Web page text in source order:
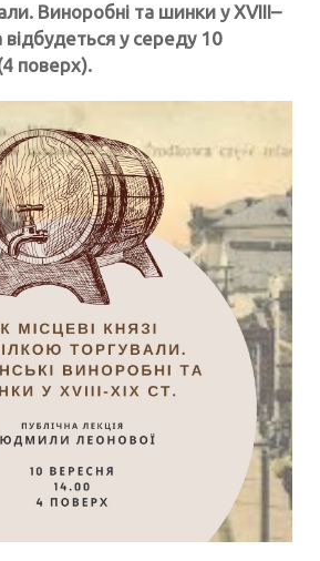
Виноробні та шинки у XVIII–
відбудеться у середу 10
поверх).